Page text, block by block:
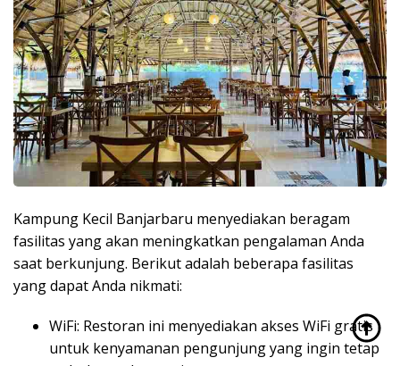
Kampung Kecil Banjarbaru menyediakan beragam
fasilitas yang akan meningkatkan pengalaman Anda
saat berkunjung. Berikut adalah beberapa fasilitas
yang dapat Anda nikmati:
WiFi: Restoran ini menyediakan akses WiFi gratis
untuk kenyamanan pengunjung yang ingin tetap